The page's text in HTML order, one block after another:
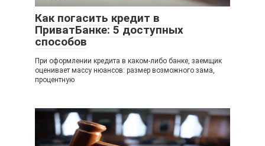
Как погасить кредит в
ПриватБанке: 5 доступных
способов
При оформлении кредита в каком-либо банке, заемщик
оценивает массу нюансов: размер возможного зама,
процентную